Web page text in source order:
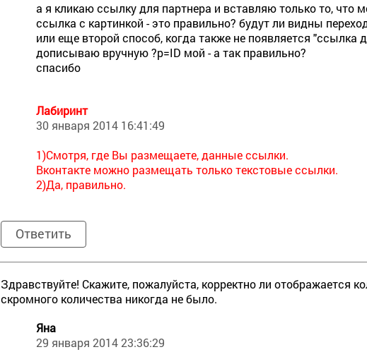
а я кликаю ссылку для партнера и вставляю только то, что
ссылка с картинкой - это правильно? будут ли видны
или еще второй способ, когда также не появляется "ссылка
дописываю вручную ?p=ID мой - а так правильно?
спасибо
Лабиринт
30 января 2014 16:41:49
1)Смотря, где Вы размещаете, данные ссылки.
Вконтакте можно размещать только текстовые ссылки.
2)Да, правильно.
Ответить
Здравствуйте! Скажите, пожалуйста, корректно ли отображается
скромного количества никогда не было.
Яна
29 января 2014 23:36:29